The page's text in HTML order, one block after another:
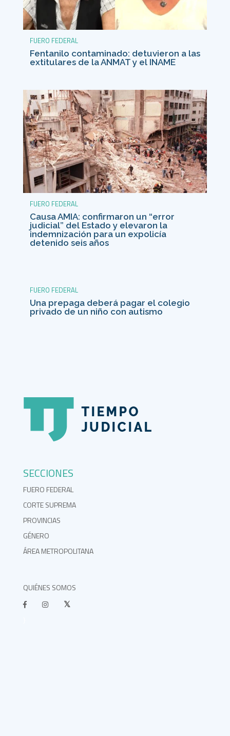
FUERO FEDERAL
Fentanilo contaminado: detuvieron a las
extitulares de la ANMAT y el INAME
FUERO FEDERAL
Causa AMIA: confirmaron un “error
judicial” del Estado y elevaron la
indemnización para un expolicía
detenido seis años
FUERO FEDERAL
Una prepaga deberá pagar el colegio
privado de un niño con autismo
SECCIONES
FUERO FEDERAL
CORTE SUPREMA
PROVINCIAS
GÉNERO
ÁREA METROPOLITANA
QUIÉNES SOMOS